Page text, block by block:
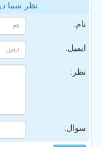
نظر شما
نام:
ایمیل:
نظر:
سوال: